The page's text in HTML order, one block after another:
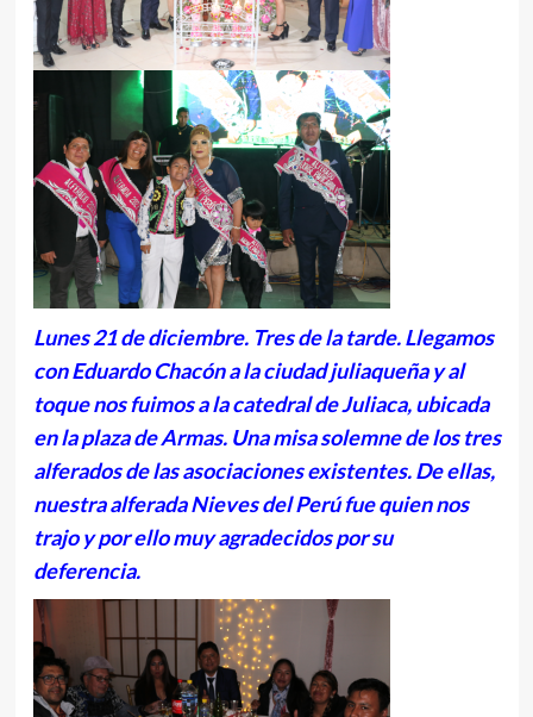
Lunes 21 de diciembre. Tres de la tarde. Llegamos
con Eduardo Chacón a la ciudad juliaqueña y al
toque nos fuimos a la catedral de Juliaca, ubicada
en la plaza de Armas. Una misa solemne de los tres
alferados de las asociaciones existentes. De ellas,
nuestra alferada Nieves del Perú fue quien nos
trajo y por ello muy agradecidos por su
deferencia.